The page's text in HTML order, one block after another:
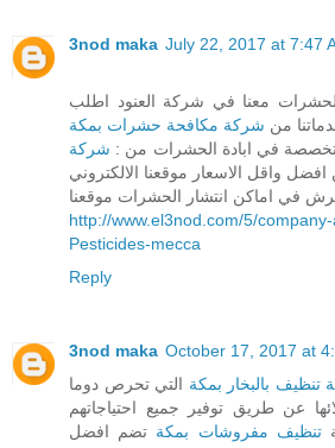
3nod maka July 22, 2017 at 7:47
معنا في شركة العنود اطلب
من شركة مكافحة حشرات بمكة
في ابادة الحشرات من : شركة
http://www.el3nod.com/5/
Pesticides-mecca
Reply
3nod maka October 17, 2017 at
تنظيف بالبخار بمكة التي تحرص دوما
عن طريق توفير جميع احتياجاتهم
تنظيف مفروشات بمكة تضم افضل